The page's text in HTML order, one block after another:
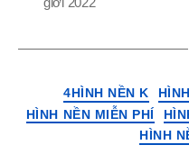
4HÌNH NỀN K
HÌNH NỀN MIỄN PHÍ
HÌNH